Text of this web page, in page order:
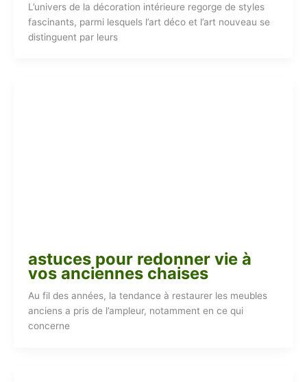
L’univers de la décoration intérieure regorge de styles
fascinants, parmi lesquels l’art déco et l’art nouveau se
distinguent par leurs
astuces pour redonner vie à
vos anciennes chaises
Au fil des années, la tendance à restaurer les meubles
anciens a pris de l’ampleur, notamment en ce qui
concerne